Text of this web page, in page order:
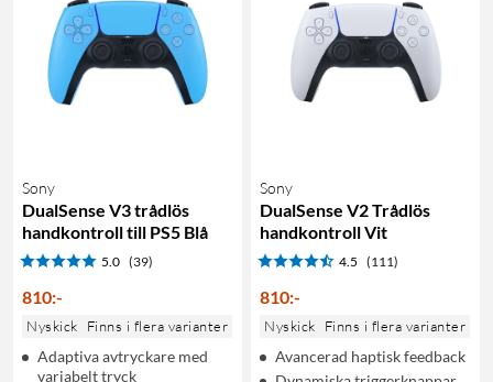
Sony
DualSense V3 trådlös
handkontroll till PS5 Blå
5.0 (39)
810:-
Nyskick Finns i flera varianter
Adaptiva avtryckare med
variabelt tryck
Sony
DualSense V2 Trådlös
handkontroll Vit
4.5 (111)
810:-
Nyskick Finns i flera varianter
Avancerad haptisk feedback